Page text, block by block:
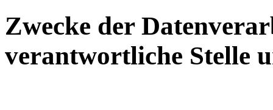
Zwecke der
verantwortliche Stelle